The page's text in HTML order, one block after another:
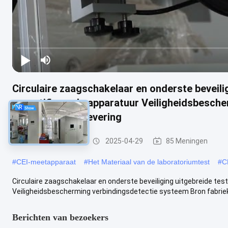
Circulaire zaagschakelaar en onderste
gecertificeerde apparatuur
fabriek directe levering
CEI-Testmateriaal 2025-04-29 85 Meningen
#CEI-meetapparaat #Het Materiaal van de laboratoriumtest #
Circulaire zaagschakelaar en onderste beveiliging uitgebreide
Veiligheidsbescherming verbindingsdetectie systeem Bron
Berichten van bezoekers